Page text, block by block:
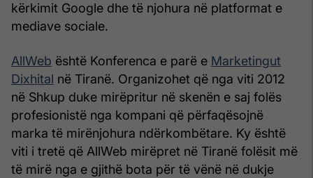
kërkimit Google dhe të njohura në platformat e
mediave sociale.
AllWeb është Konferenca e parë e Marketingut
Dixhital në Tiranë. Organizohet që nga viti 2012
në Shkup duke mirëpritur në skenën e saj folës
profesionistë nga kompani që përfaqësojnë
marka të mirënjohura ndërkombëtare. Ky është
viti i tretë që AllWeb mirëpret në Tiranë folësit më
të mirë nga e gjithë bota për të vënë në dukje